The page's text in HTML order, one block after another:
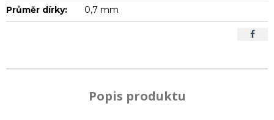
Průměr dírky: 0,7 mm
Popis produktu